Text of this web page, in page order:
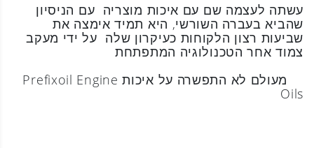
עשתה לעצמה שם עם איכות מוצריה עם הניסיון
שהביא בעברה השורשי, היא תמיד אימצה את
שביעות רצון הלקוחות כעיקרון שלה על ידי מעקב
צמוד אחר הטכנולוגיה המתפתחת
מעולם לא התפשרה על איכות Prefixoil Engine
Oils